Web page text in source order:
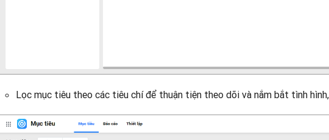
Lọc mục tiêu theo các tiêu chí để thuận tiện theo dõi và nắm bắt tình